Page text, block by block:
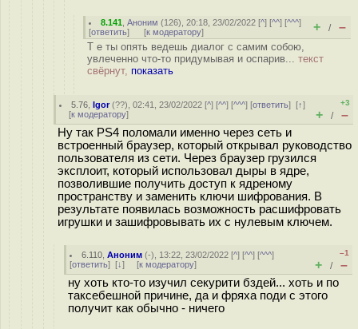
8.141 ,Аноним (126), 20:18, 23/02/2022 [^] [^^] [^^^]
[ответить] [к модератору] + / –
Т е ты опять ведешь диалог с самим собою,
увлеченно что-то придумывая и оспарив... текст
свёрнут, показать
5.76 ,Igor(??), 02:41, 23/02/2022 [^] [^^] [^^^] [ответить][↑]
[к модератору]
+3
+ / –
Ну так PS4 поломали именно через сеть и
встроенный браузер, который открывал руководство
пользователя из сети. Через браузер грузился
эксплоит, который использовал дыры в ядре,
позволившие получить доступ к ядреному
пространству и заменить ключи шифрования. В
результате появилась возможность расшифровать
игрушки и зашифровывать их с нулевым ключем.
6.110 ,Аноним (-), 13:22, 23/02/2022 [^] [^^] [^^^]
[ответить] [↓] [к модератору]
–1
+ / –
ну хоть кто-то изучил секурити бздей... хоть и по
таксебешной причине, да и фряха поди с этого
получит как обычно - ничего